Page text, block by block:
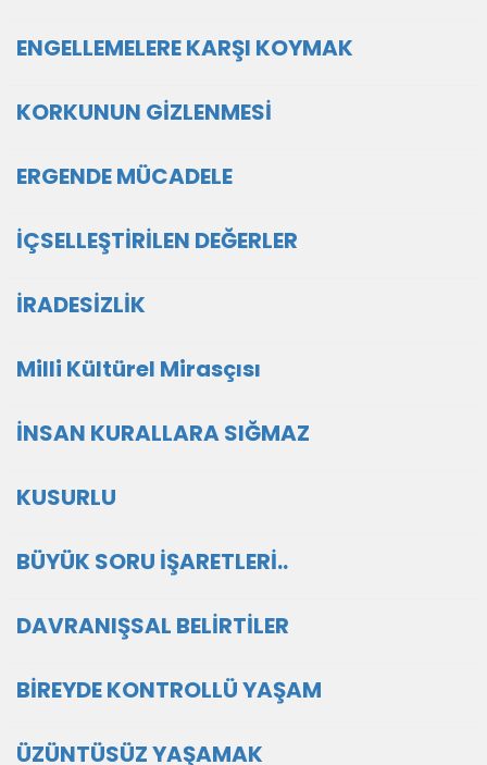
ENGELLEMELERE KARŞI KOYMAK
KORKUNUN GİZLENMESİ
ERGENDE MÜCADELE
İÇSELLEŞTİRİLEN DEĞERLER
İRADESİZLİK
Milli Kültürel Mirasçısı
İNSAN KURALLARA SIĞMAZ
KUSURLU
BÜYÜK SORU İŞARETLERİ..
DAVRANIŞSAL BELİRTİLER
BİREYDE KONTROLLÜ YAŞAM
ÜZÜNTÜSÜZ YAŞAMAK